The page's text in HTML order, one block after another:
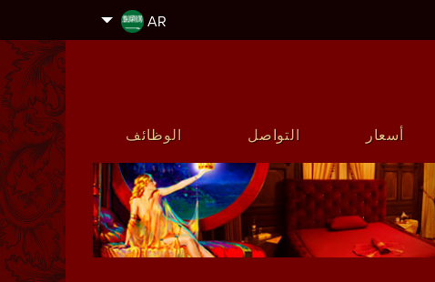
AR
أسعار التواصل الوظائف